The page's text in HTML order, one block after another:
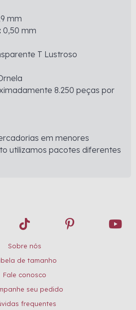
mm
0,50 mm
T Lustroso
8.250 peças por
em menores
utilizamos pacotes diferentes
Sobre nós
de tamanho
Fale conosco
seu pedido
frequentes